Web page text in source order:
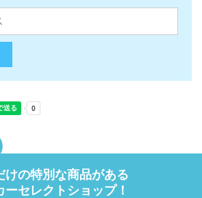
けの特別な商品がある
ーセレクトショップ！